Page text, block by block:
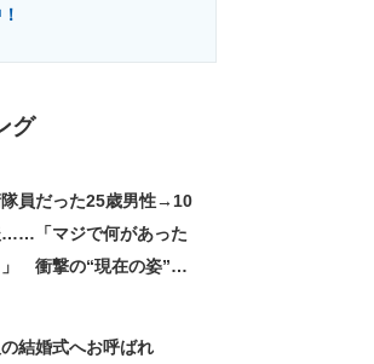
グ
隊員だった25歳男性→10
「マジで何があった
衝撃の“現在の姿”が
結婚式へお呼ばれ